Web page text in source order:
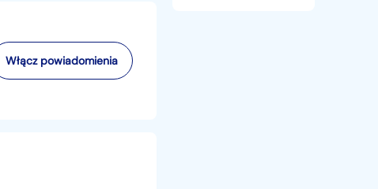
Włącz powiadomienia